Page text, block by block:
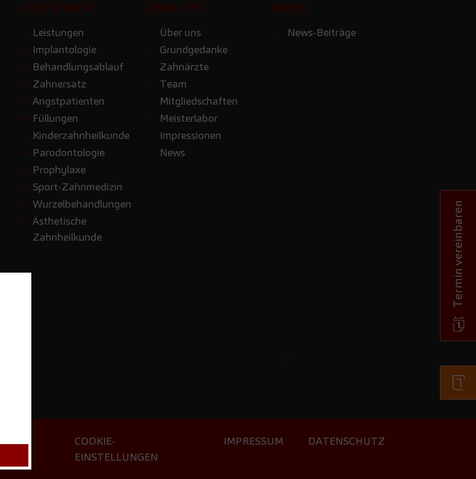
LEISTUNGEN
Leistungen
Implantologie
Behandlungsablauf
Zahnersatz
Angstpatienten
Füllungen
Kinderzahnheilkunde
Parodontologie
Prophylaxe
Sport-Zahnmedizin
Wurzelbehandlungen
Ästhetische
Zahnheilkunde
ÜBER UNS
Über uns
Grundgedanke
Zahnärzte
Team
Mitgliedschaften
Meisterlabor
Impressionen
News
NEWS
News-Beiträge
COOKIE-
EINSTELLUNGEN
IMPRESSUM DATENSCHUTZ
Termin vereinbaren